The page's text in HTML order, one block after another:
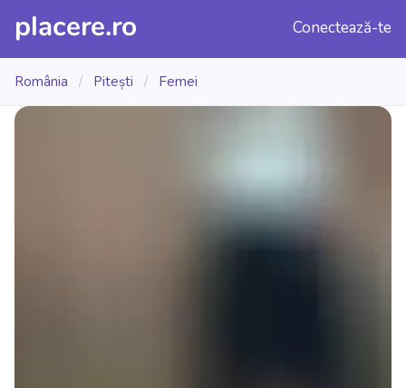
placere.ro Conectează-te
România / Pitești / Femei